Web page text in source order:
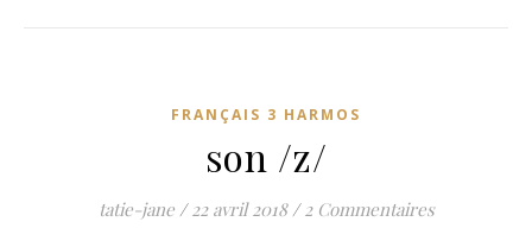
FRANÇAIS 3 HARMOS
son /z/
tatie-jane / 22 avril 2018 / 2 Commentaires